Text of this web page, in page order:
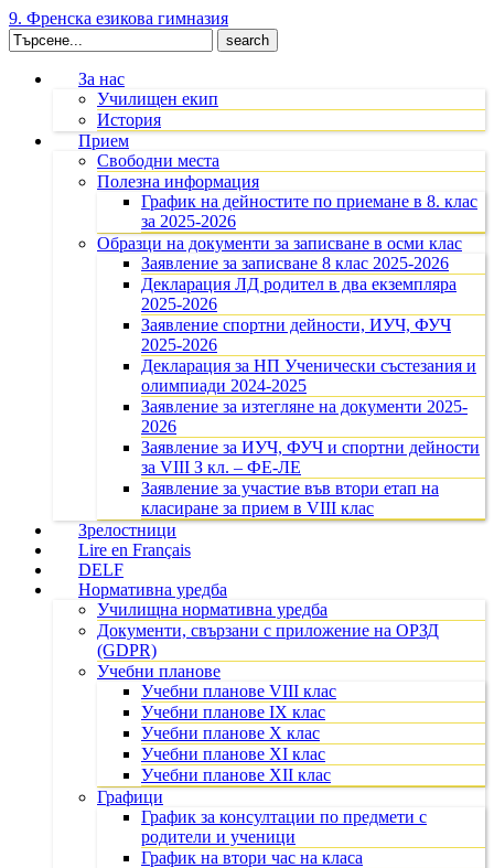
9. Френска езикова гимназия
Search
for:
За нас
Училищен екип
История
Прием
Свободни места
Полезна информация
График на дейностите по приемане в 8. клас
за 2025-2026
Образци на документи за записване в осми клас
Заявление за записване 8 клас 2025-2026
Декларация ЛД родител в два екземпляра
2025-2026
Заявление спортни дейности, ИУЧ, ФУЧ
2025-2026
Декларация за НП Ученически състезания и
олимпиади 2024-2025
Заявление за изтегляне на документи 2025-
2026
Заявление за ИУЧ, ФУЧ и спортни дейности
за VIII З кл. – ФЕ-ЛЕ
Заявление за участие във втори етап на
класиране за прием в VIII клас
Зрелостници
Lire en Français
DELF
Нормативна уредба
Училищна нормативна уредба
Документи, свързани с приложение на ОРЗД
(GDPR)
Учебни планове
Учебни планове VIII клас
Учебни планове IX клас
Учебни планове X клас
Учебни планове XI клас
Учебни планове XII клас
Графици
График за консултации по предмети с
родители и ученици
График на втори час на класа